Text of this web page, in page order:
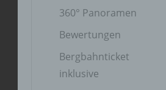
360° Panoramen
Bewertungen
Bergbahnticket
inklusive